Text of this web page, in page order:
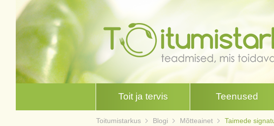
Toit ja tervis Teenused
Toitumistarkus Blogi Mõtteainet Taimede